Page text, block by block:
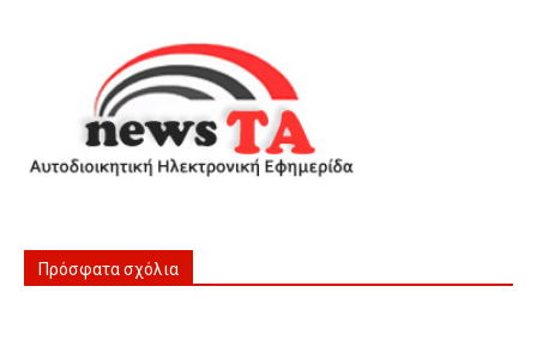
Πρόσφατα σχόλια